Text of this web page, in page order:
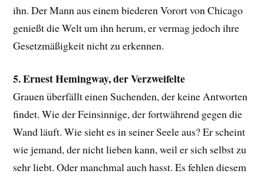
ihn. Der Mann aus einem biederen Vorort von Chicago
genießt die Welt um ihn herum, er vermag jedoch ihre
Gesetzmäßigkeit nicht zu erkennen.
5. Ernest Hemingway, der Verzweifelte
Grauen überfällt einen Suchenden, der keine Antworten
findet. Wie der Feinsinnige, der fortwährend gegen die
Wand läuft. Wie sieht es in seiner Seele aus? Er scheint
wie jemand, der nicht lieben kann, weil er sich selbst zu
sehr liebt. Oder manchmal auch hasst. Es fehlen diesem